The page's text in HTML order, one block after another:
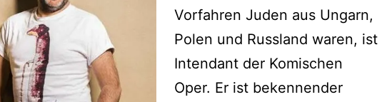
Vorfahren Juden aus Ungarn,
Polen und Russland waren, ist
Intendant der Komischen
Oper. Er ist bekennender